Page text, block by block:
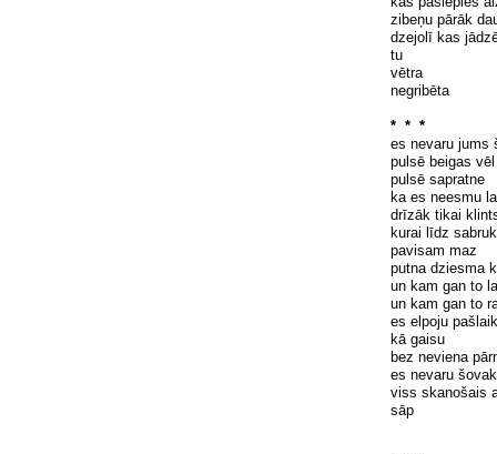
zibeņu pārāk
dzejol īkas jādz
tu
vētra
negribēta
* * *
es nevaru jums
pulsēbeigas vēl
pulsēsapratne
ka es neesmu
drīzāk tikai
kurai l īdz
pavisam maz
putna dziesma
un kam gan to
un kam gan to
es elpoju
kāgaisu
bez neviena pā
es nevaru
viss skanošais
sāp